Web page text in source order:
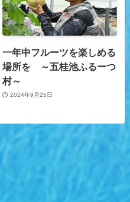
一年中フルーツを楽しめる
場所を ～五桂池ふるーつ
村～
2024年9月25日